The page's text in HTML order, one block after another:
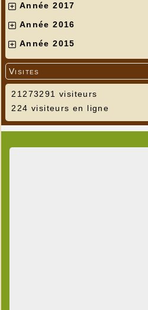
Année 2017
Année 2016
Année 2015
Visites
21273291 visiteurs
224 visiteurs en ligne